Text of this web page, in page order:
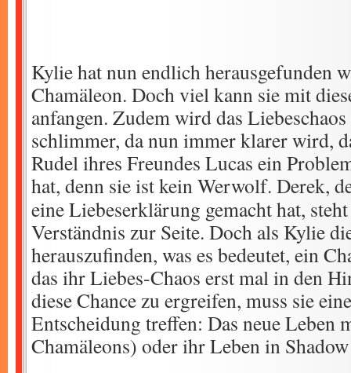
Kylie hat nun endlich herausgefunden
Chamäleon. Doch viel kann sie mit
anfangen. Zudem wird das
schlimmer, da nun immer klarer wird,
Rudel ihres Freundes Lucas ein
hat, denn sie ist kein Werwolf. Derek,
eine Liebeserklärung gemacht hat,
Verständnis zur Seite. Doch als Kylie
herauszufinden, was es bedeutet, ein
das ihr Liebes-Chaos erst mal in den
diese Chance zu ergreifen, muss sie
Entscheidung treffen: Das neue Leben
Chamäleons) oder ihr Leben in